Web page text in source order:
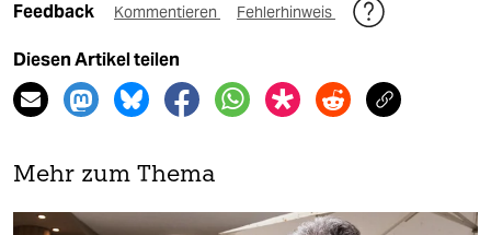
Feedback Kommentieren Fehlerhinweis
Diesen Artikel teilen
Mehr zum Thema